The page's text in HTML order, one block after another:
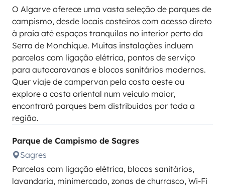
O Algarve oferece uma vasta seleção de parques de
campismo, desde locais costeiros com acesso direto
à praia até espaços tranquilos no interior perto da
Serra de Monchique. Muitas instalações incluem
parcelas com ligação elétrica, pontos de serviço
para autocaravanas e blocos sanitários modernos.
Quer viaje de campervan pela costa oeste ou
explore a costa oriental num veículo maior,
encontrará parques bem distribuídos por toda a
região.
Parque de Campismo de Sagres
Sagres
Parcelas com ligação elétrica, blocos sanitários,
lavandaria, minimercado, zonas de churrasco, Wi-Fi